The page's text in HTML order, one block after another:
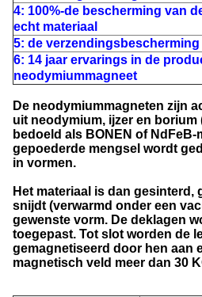
4: 100%-de bescherming van
echt materiaal
5: de verzendingsbescherming
6: 14 jaar ervarings in de
neodymiummagneet
De neodymiummagneten zijn
uit neodymium, ijzer en borium
bedoeld als BONEN of NdFeB-
gepoederde mengsel wordt
in vormen.
Het materiaal is dan gesinterd,
snijdt (verwarmd onder een
gewenste vorm. De deklagen
toegepast. Tot slot worden de
gemagnetiseerd door hen aan
magnetisch veld meer dan 30